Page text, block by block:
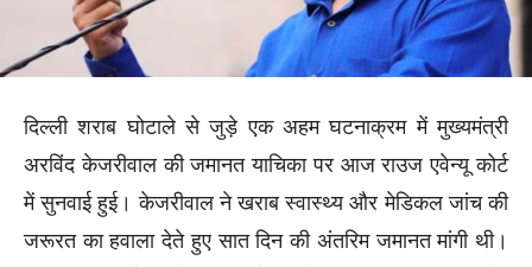
दिल्ली शराब घोटाले से जुड़े एक अहम घटनाक्रम में मुख्यमंत्री
अरविंद केजरीवाल की जमानत याचिका पर आज राउज एवेन्यू कोर्ट
में सुनवाई हुई। केजरीवाल ने खराब स्वास्थ्य और मेडिकल जांच की
जरूरत का हवाला देते हुए सात दिन की अंतरिम जमानत मांगी थी।